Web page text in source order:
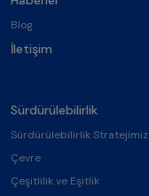
Blog
İletişim
Sürdürülebilirlik
Sürdürülebilirlik Stratejimiz
Çevre
Çeşitlilik ve Eşitlik